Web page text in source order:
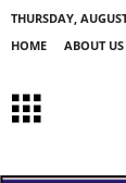
THURSDAY,
HOME
ABOUT US